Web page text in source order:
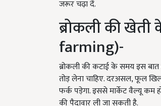
ब्रोकली की
farming)-
ब्रोकली की कटाई के समय इस
तोड़ लेना चाहिए. दरअसल, फूल
फर्क पड़ेगा. इससे मार्केट वैल्यू कम
की पैदावार ली जा सकती है.